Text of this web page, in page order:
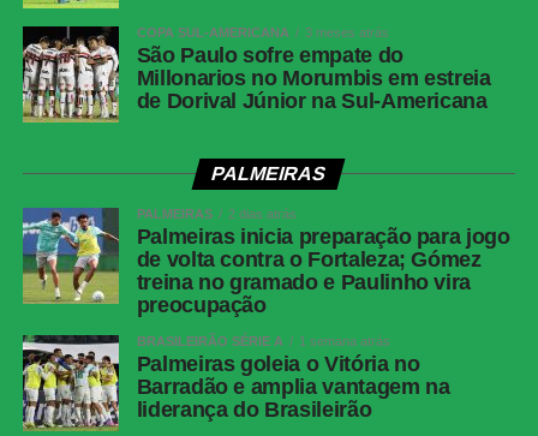
COPA SUL-AMERICANA 3 meses atrás
São Paulo sofre empate do
Millonarios no Morumbis em estreia
de Dorival Júnior na Sul-Americana
PALMEIRAS
PALMEIRAS 2 dias atrás
Palmeiras inicia preparação para jogo
de volta contra o Fortaleza; Gómez
treina no gramado e Paulinho vira
preocupação
BRASILEIRÃO SÉRIE A 1 semana atrás
Palmeiras goleia o Vitória no
Barradão e amplia vantagem na
liderança do Brasileirão